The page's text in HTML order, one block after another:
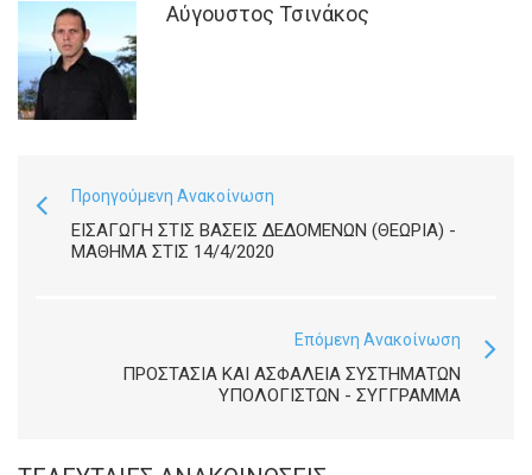
Αύγουστος Τσινάκος
Προηγούμενη Ανακοίνωση
ΕΙΣΑΓΩΓΗ ΣΤΙΣ ΒΑΣΕΙΣ ΔΕΔΟΜΕΝΩΝ (ΘΕΩΡΙΑ) -
ΜΆΘΗΜΑ ΣΤΙΣ 14/4/2020
Επόμενη Ανακοίνωση
ΠΡΟΣΤΑΣΙΑ ΚΑΙ ΑΣΦΑΛΕΙΑ ΣΥΣΤΗΜΑΤΩΝ
ΥΠΟΛΟΓΙΣΤΩΝ - ΣΥΓΓΡΑΜΜΑ